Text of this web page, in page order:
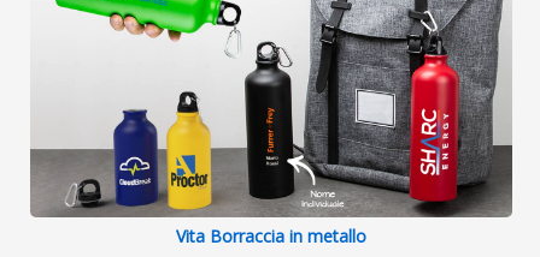
Vita Borraccia in metallo